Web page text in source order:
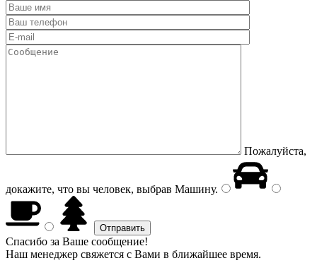
Пожалуйста,
докажите, что вы человек, выбрав Машину.
Спасибо за Ваше сообщение!
Наш менеджер свяжется с Вами в ближайшее время.